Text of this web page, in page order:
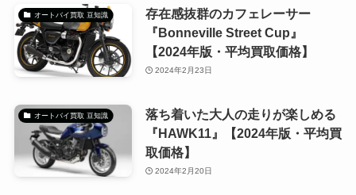
オートバイ買取 豆知識
存在感抜群のカフェレーサー
『Bonneville Street Cup』
【2024年版・平均買取価格】
2024年2月23日
オートバイ買取 豆知識
落ち着いた大人の走りが楽しめる
『HAWK11』【2024年版・平均買
取価格】
2024年2月20日